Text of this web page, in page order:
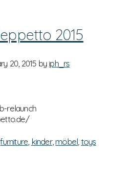
2015
20, 2015 byiph_rs
relaunch
Tags
furniture kinder,möbel toys